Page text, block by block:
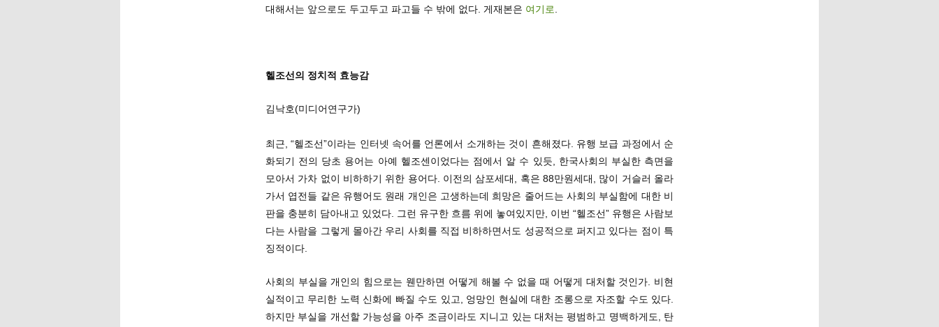
대해서는 앞으로도 두고두고 파고들 수 밖에 없다. 게재본은 여기로
헬조선의 정치적 효능감
김낙호(미디어연구가)
최근, “헬조선”이라는 인터넷 속어를 언론에서 소개하는 것이 흔해졌다. 유행 보급 과정에서 순
화되기 전의 당초 용어는 아예 헬조센이었다는 점에서 알 수 있듯, 한국사회의 부실한 측면을
모아서 가차 없이 비하하기 위한 용어다. 이전의 삼포세대, 혹은 88만원세대, 많이 거슬러 올라
가서 엽전들 같은 유행어도 원래 개인은 고생하는데 희망은 줄어드는 사회의 부실함에 대한 비
판을 충분히 담아내고 있었다. 그런 유구한 흐름 위에 놓여있지만, 이번 “헬조선” 유행은 사람보
다는 사람을 그렇게 몰아간 우리 사회를 직접 비하하면서도 성공적으로 퍼지고 있다는 점이 특
징적이다.
사회의 부실을 개인의 힘으로는 웬만하면 어떻게 해볼 수 없을 때 어떻게 대처할 것인가. 비현
실적이고 무리한 노력 신화에 빠질 수도 있고, 엉망인 현실에 대한 조롱으로 자조할 수도 있다.
하지만 부실을 개선할 가능성을 아주 조금이라도 지니고 있는 대처는 평범하고 명백하게도, 탄